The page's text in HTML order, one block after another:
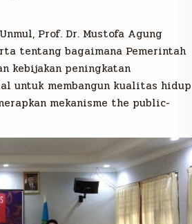
Prof. Dr. Mustofa Agung
tentang bagaimana Pemerintah
kebijakan peningkatan
untuk membangun kualitas hidup
mekanisme the public-